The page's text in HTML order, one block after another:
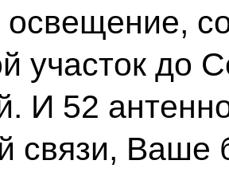
освещение,
участок до
И 52
связи,